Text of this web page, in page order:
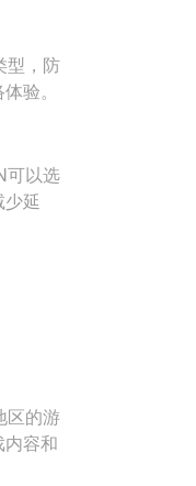
型，防
验。
可以选
延
区的游
容和